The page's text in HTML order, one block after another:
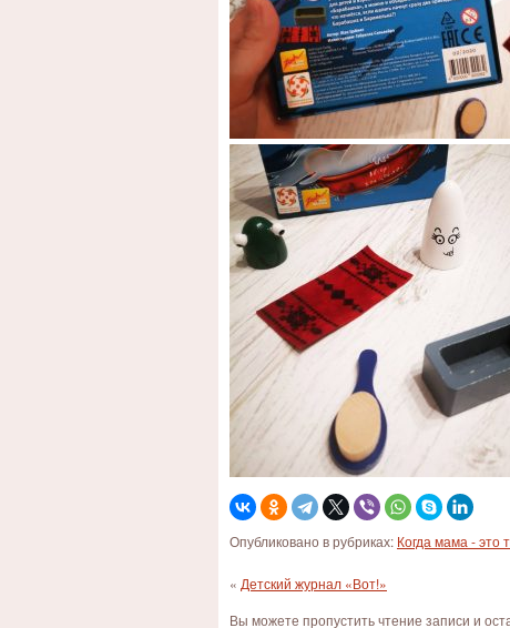
Опубликовано в рубриках: Когда мама - это
« Детский журнал «Вот!»
Вы можете пропустить чтение записи и